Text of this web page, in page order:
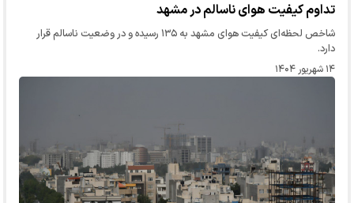
تداوم کیفیت هوای ناسالم در مشهد
شاخص لحظه‌ای کیفیت هوای مشهد به ۱۳۵ رسیده و در وضعیت ناسالم قرار
دارد.
۱۴ شهریور ۱۴۰۴